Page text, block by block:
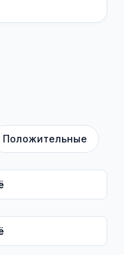
Положительные